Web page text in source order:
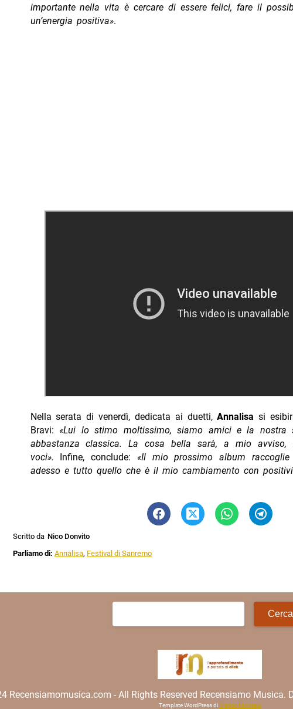
importante nella vita è cercare di essere felici, fare il
un’energia positiva».
Nella serata di venerdì, dedicata ai duetti,Annalisa si
Bravi:«Lui lo stimo moltissimo, siamo amici e la nostra
abbastanza classica. La cosa bella sarà, a mio avviso,
voci». Infine, conclude: «Il mio prossimo album
adesso e tutto quello che è il mio cambiamento con
Scritto da Nico Donvito
Parliamo di: Annalisa, Festival di Sanremo
Ricerca
Recensiamomusica.com - All Rights Reserved Recensiamo Musica.
Template WordPress di Matteo Morreale